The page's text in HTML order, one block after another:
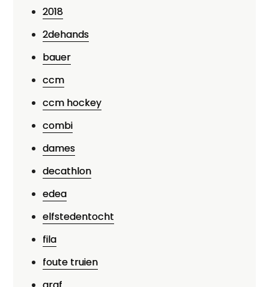
2018
2dehands
bauer
ccm
ccm hockey
combi
dames
decathlon
edea
elfstedentocht
fila
foute truien